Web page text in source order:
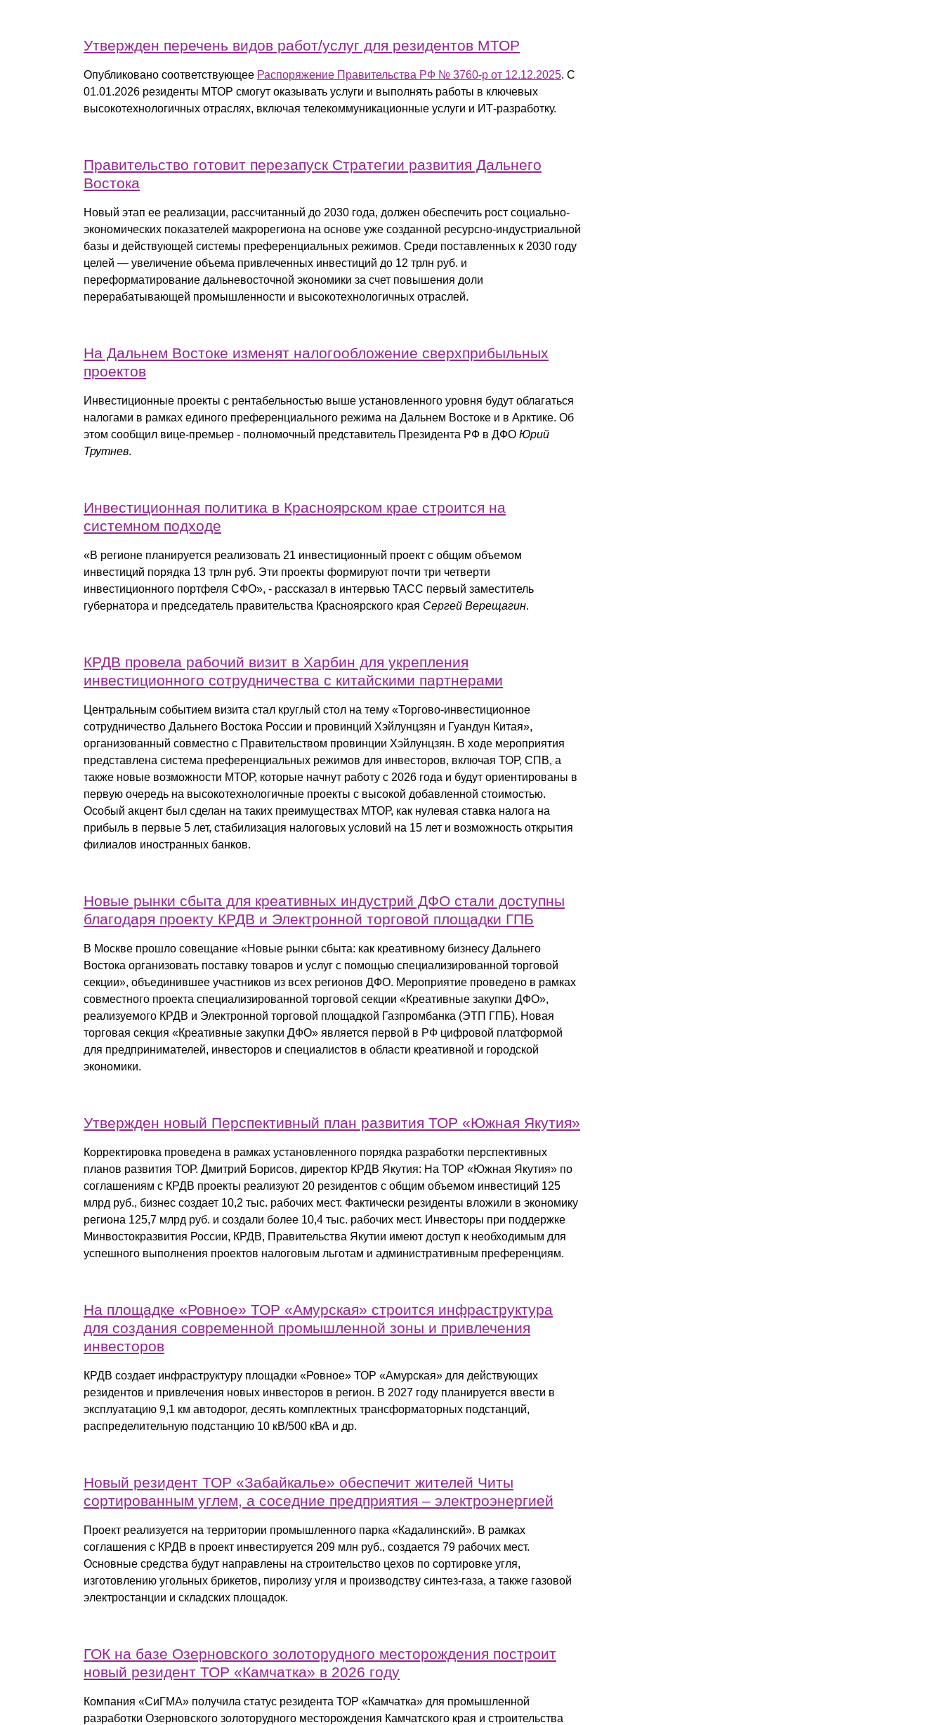
Утвержден перечень видов работ/услуг для резидентов МТОР
Опубликовано соответствующее Распоряжение Правительства РФ № 3760-р от 12.12.2025. С
01.01.2026 резиденты МТОР смогут оказывать услуги и выполнять работы в ключевых
высокотехнологичных отраслях, включая телекоммуникационные услуги и ИТ-разработку.
Правительство готовит перезапуск Стратегии развития Дальнего
Востока
Новый этап ее реализации, рассчитанный до 2030 года, должен обеспечить рост социально-
экономических показателей макрорегиона на основе уже созданной ресурсно-индустриальной
базы и действующей системы преференциальных режимов. Среди поставленных к 2030 году
целей — увеличение объема привлеченных инвестиций до 12 трлн руб. и
переформатирование дальневосточной экономики за счет повышения доли
перерабатывающей промышленности и высокотехнологичных отраслей.
На Дальнем Востоке изменят налогообложение сверхприбыльных
проектов
Инвестиционные проекты с рентабельностью выше установленного уровня будут облагаться
налогами в рамках единого преференциального режима на Дальнем Востоке и в Арктике. Об
этом сообщил вице-премьер - полномочный представитель Президента РФ в ДФО Юрий
Трутнев.
Инвестиционная политика в Красноярском крае строится на
системном подходе
«В регионе планируется реализовать 21 инвестиционный проект с общим объемом
инвестиций порядка 13 трлн руб. Эти проекты формируют почти три четверти
инвестиционного портфеля СФО», - рассказал в интервью ТАСС первый заместитель
губернатора и председатель правительства Красноярского края Сергей Верещагин.
КРДВ провела рабочий визит в Харбин для укрепления
инвестиционного сотрудничества с китайскими партнерами
Центральным событием визита стал круглый стол на тему «Торгово-инвестиционное
сотрудничество Дальнего Востока России и провинций Хэйлунцзян и Гуандун Китая»,
организованный совместно с Правительством провинции Хэйлунцзян. В ходе мероприятия
представлена система преференциальных режимов для инвесторов, включая ТОР, СПВ, а
также новые возможности МТОР, которые начнут работу с 2026 года и будут ориентированы в
первую очередь на высокотехнологичные проекты с высокой добавленной стоимостью.
Особый акцент был сделан на таких преимуществах МТОР, как нулевая ставка налога на
прибыль в первые 5 лет, стабилизация налоговых условий на 15 лет и возможность открытия
филиалов иностранных банков.
Новые рынки сбыта для креативных индустрий ДФО стали доступны
благодаря проекту КРДВ и Электронной торговой площадки ГПБ
В Москве прошло совещание «Новые рынки сбыта: как креативному бизнесу Дальнего
Востока организовать поставку товаров и услуг с помощью специализированной торговой
секции», объединившее участников из всех регионов ДФО. Мероприятие проведено в рамках
совместного проекта специализированной торговой секции «Креативные закупки ДФО»,
реализуемого КРДВ и Электронной торговой площадкой Газпромбанка (ЭТП ГПБ). Новая
торговая секция «Креативные закупки ДФО» является первой в РФ цифровой платформой
для предпринимателей, инвесторов и специалистов в области креативной и городской
экономики.
Утвержден новый Перспективный план развития ТОР «Южная Якутия»
Корректировка проведена в рамках установленного порядка разработки перспективных
планов развития ТОР. Дмитрий Борисов, директор КРДВ Якутия: На ТОР «Южная Якутия» по
соглашениям с КРДВ проекты реализуют 20 резидентов с общим объемом инвестиций 125
млрд руб., бизнес создает 10,2 тыс. рабочих мест. Фактически резиденты вложили в экономику
региона 125,7 млрд руб. и создали более 10,4 тыс. рабочих мест. Инвесторы при поддержке
Минвостокразвития России, КРДВ, Правительства Якутии имеют доступ к необходимым для
успешного выполнения проектов налоговым льготам и административным преференциям.
На площадке «Ровное» ТОР «Амурская» строится инфраструктура
для создания современной промышленной зоны и привлечения
инвесторов
КРДВ создает инфраструктуру площадки «Ровное» ТОР «Амурская» для действующих
резидентов и привлечения новых инвесторов в регион. В 2027 году планируется ввести в
эксплуатацию 9,1 км автодорог, десять комплектных трансформаторных подстанций,
распределительную подстанцию 10 кВ/500 кВА и др.
Новый резидент ТОР «Забайкалье» обеспечит жителей Читы
сортированным углем, а соседние предприятия – электроэнергией
Проект реализуется на территории промышленного парка «Кадалинский». В рамках
соглашения с КРДВ в проект инвестируется 209 млн руб., создается 79 рабочих мест.
Основные средства будут направлены на строительство цехов по сортировке угля,
изготовлению угольных брикетов, пиролизу угля и производству синтез-газа, а также газовой
электростанции и складских площадок.
ГОК на базе Озерновского золоторудного месторождения построит
новый резидент ТОР «Камчатка» в 2026 году
Компания «СиГМА» получила статус резидента ТОР «Камчатка» для промышленной
разработки Озерновского золоторудного месторождения Камчатского края и строительства